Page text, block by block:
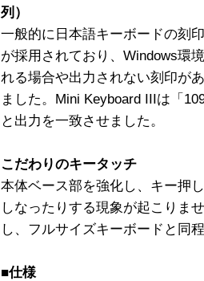
列）
一般的に日本語キーボードの刻
が採用されており、Windows環
れる場合や出力されない刻印が
ました。Mini Keyboard IIIは「
と出力を一致させました。
こだわりのキータッチ
本体ベース部を強化し、キー押
しなったりする現象が起こりま
し、フルサイズキーボードと同
■仕様